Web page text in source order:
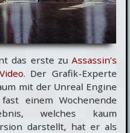
das erste zu Assassin’s
. Der Grafik-Experte
mit der Unreal Engine
einem Wochenende
welches kaum
darstellt, hat er als